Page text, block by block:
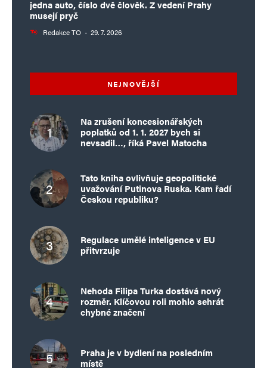
jedna auto, číslo dvě člověk. Z vedení Prahy
musejí pryč
Redakce TO · 29. 7. 2026
NEJNOVĚJŠÍ
Na zrušení koncesionářských
poplatků od 1. 1. 2027 bych si
nevsadil…, říká Pavel Matocha
Tato kniha ovlivňuje geopolitické
uvažování Putinova Ruska. Kam řadí
Českou republiku?
Regulace umělé inteligence v EU
přitvrzuje
Nehoda Filipa Turka dostává nový
rozměr. Klíčovou roli mohlo sehrát
chybné značení
Praha je v bydlení na posledním
místě